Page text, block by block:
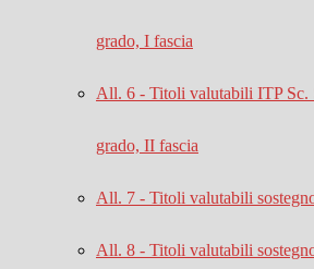
grado, I fascia
All. 6 - Titoli valutabili ITP Sc.
grado, II fascia
All. 7 - Titoli valutabili
All. 8 - Titoli valutabili